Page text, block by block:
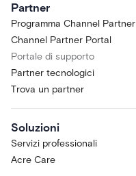
Partner
Programma Channel Partner
Channel Partner Portal
Portale di supporto
Partner tecnologici
Trova un partner
Soluzioni
Servizi professionali
Acre Care